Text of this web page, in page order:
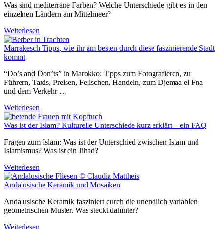
Was sind mediterrane Farben? Welche Unterschiede gibt es in den
einzelnen Ländern am Mittelmeer?
Weiterlesen
Marrakesch Tipps, wie ihr am besten durch diese faszinierende Stadt
kommt
“Do’s and Don’ts” in Marokko: Tipps zum Fotografieren, zu
Führern, Taxis, Preisen, Feilschen, Handeln, zum Djemaa el Fna
und dem Verkehr …
Weiterlesen
Was ist der Islam? Kulturelle Unterschiede kurz erklärt – ein FAQ
Fragen zum Islam: Was ist der Unterschied zwischen Islam und
Islamismus? Was ist ein Jihad?
Weiterlesen
Andalusische Keramik und Mosaiken
Andalusische Keramik fasziniert durch die unendlich variablen
geometrischen Muster. Was steckt dahinter?
Weiterlesen